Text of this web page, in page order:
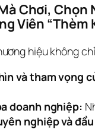
Chơi, Chọn
Viên “Thèm
hiệu không
và tham vọng
doanh nghiệp:
nghiệp và